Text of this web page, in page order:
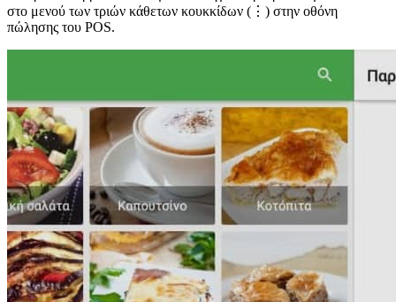
στο μενού των τριών κάθετων κουκκίδων (⋮) στην οθόνη
πώλησης του POS.